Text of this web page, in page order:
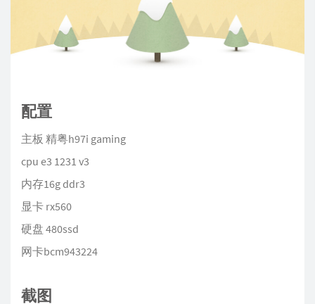
配置
主板 精粤h97i gaming
cpu e3 1231 v3
内存16g ddr3
显卡 rx560
硬盘 480ssd
网卡bcm943224
截图